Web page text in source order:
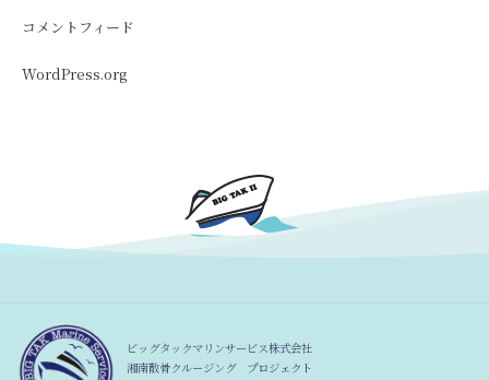
コメントフィード
WordPress.org
ビッグタックマリンサービス株式会社
湘南散骨クルージング プロジェクト